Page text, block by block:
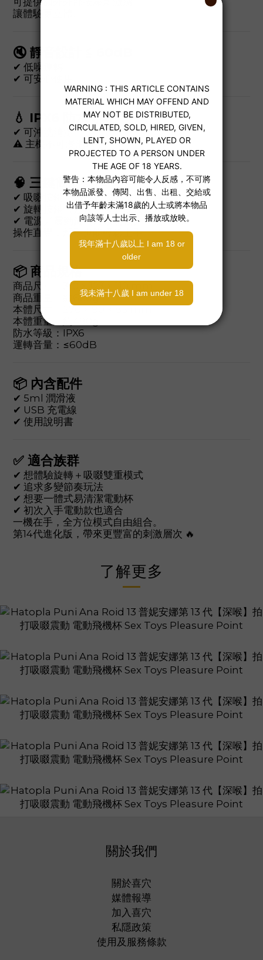
讓體驗更立體。
🔇 靜音設計 ≦ 60dB
✔ 低噪運轉
✔ 可安心使用
💧 IPX6 防水等級
✔ 可沖洗清潔
⚠ 主機不可浸泡水中
🧠 三鍵簡易操作
✔ 吸啜按鍵（短按切換／長按暫停）
✔ 旋轉按鍵（短按切換／長按暫停）
✔ 電源／震動鍵（短按切換／長按開關）
操作直覺，新手也能輕鬆上手。
📦 商品規格
商品尺寸：310 × 123 × 110 mm
商品重量：約660g
本體尺寸：270 × 90 × 85 mm
本體重量：約480g
防水等級：IPX6
運轉音量：≤60dB
📦 內含配件
✔ 5ml 潤滑液
✔ USB 充電線
✔ 使用說明書
✅ 適合族群
✔ 想體驗旋轉＋吸啜雙重模式
✔ 追求多變節奏玩法
✔ 想要一體式易清潔電動杯
✔ 初次入手電動款也適合
一機在手，全方位模式自由組合。
第14代進化版，帶來更豐富的刺激層次 🔥
了解更多
關於我們
關於喜穴
媒體報導
加入喜穴
私隱政策
使用及服務條款